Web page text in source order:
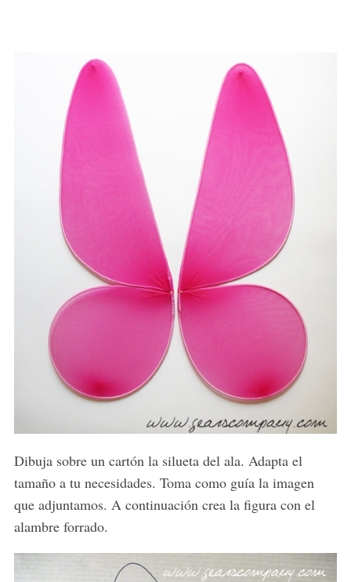
Dibuja sobre un cartón la silueta del ala. Adapta el
tamaño a tu necesidades. Toma como guía la imagen
que adjuntamos. A continuación crea la figura con el
alambre forrado.